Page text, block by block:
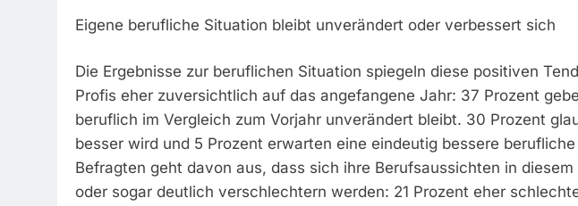
Eigene berufliche Situation bleibt unverändert oder verbessert sich
Die Ergebnisse zur beruflichen Situation spiegeln diese positiven
Profis eher zuversichtlich auf das angefangene Jahr: 37 Prozent
beruflich im Vergleich zum Vorjahr unverändert bleibt. 30 Prozent
besser wird und 5 Prozent erwarten eine eindeutig bessere
Befragten geht davon aus, dass sich ihre Berufsaussichten in
oder sogar deutlich verschlechtern werden: 21 Prozent eher